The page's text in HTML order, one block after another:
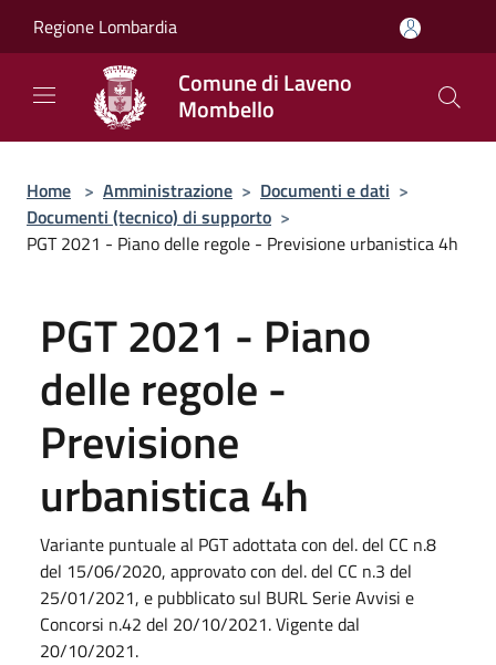
Regione Lombardia
Comune di Laveno
Mombello
Home > Amministrazione > Documenti e dati >
Documenti (tecnico) di supporto >
PGT 2021 - Piano delle regole - Previsione urbanistica 4h
PGT 2021 - Piano
delle regole -
Previsione
urbanistica 4h
Variante puntuale al PGT adottata con del. del CC n.8
del 15/06/2020, approvato con del. del CC n.3 del
25/01/2021, e pubblicato sul BURL Serie Avvisi e
Concorsi n.42 del 20/10/2021. Vigente dal
20/10/2021.